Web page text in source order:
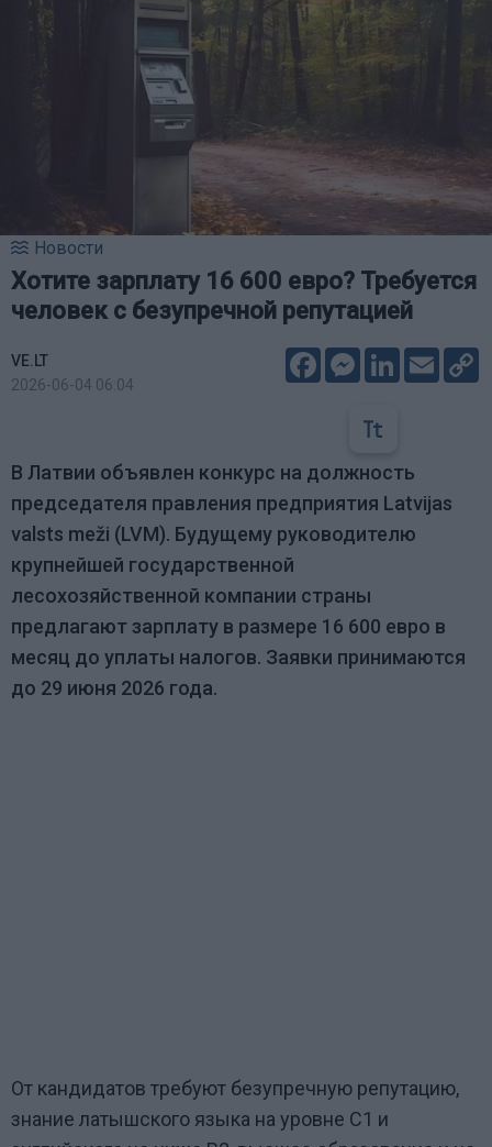
Новости
Хотите зарплату 16 600 евро? Требуется
человек с безупречной репутацией
VE.LT
2026-06-04 06:04
FacebookMessenger
LinkedIn
Email
В Латвии объявлен конкурс на должность
председателя правления предприятия Latvijas
valsts meži (LVM). Будущему руководителю
крупнейшей государственной
лесохозяйственной компании страны
предлагают зарплату в размере 16 600 евро в
месяц до уплаты налогов. Заявки принимаются
до 29 июня 2026 года.
От кандидатов требуют безупречную репутацию,
знание латышского языка на уровне C1 и